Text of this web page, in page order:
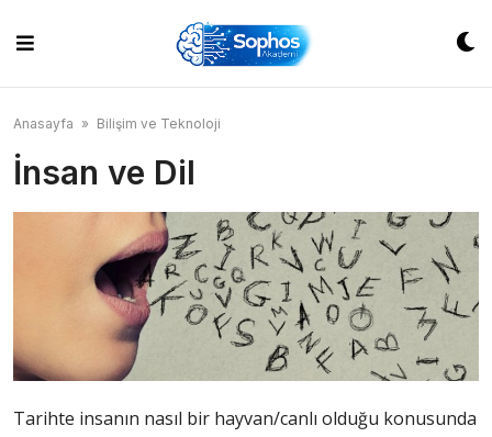
content
Anasayfa » Bilişim ve Teknoloji
İnsan ve Dil
Tarihte insanın nasıl bir hayvan/canlı olduğu konusunda